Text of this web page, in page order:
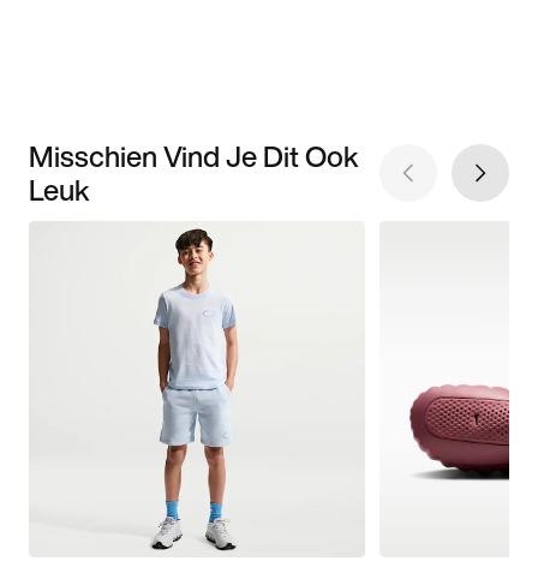
Misschien Vind Je Dit Ook
Leuk